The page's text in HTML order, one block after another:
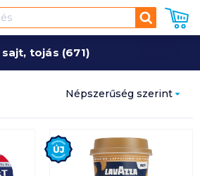
Keresés
tojás (671)
Népszerűség szerint
Ár szerint növekvő
Új